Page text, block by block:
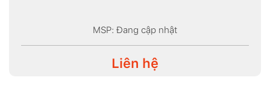
MSP: Đang cập nhật
Liên hệ